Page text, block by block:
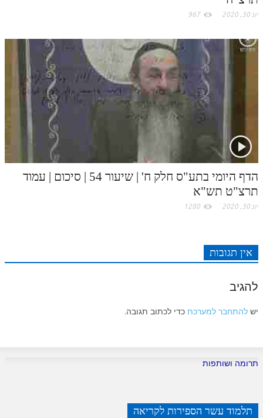
יונ 30, 2020 967
הדף היומי בתע"ס חלק ח' | שיעור 54 | סיכום | עמוד
תרצ"ט תש"א
יונ 30, 2020 1280
אין תגובות
להגיב
יש להתחבר למערכת כדי לכתוב תגובה.
תרומה ושותפות
תלמוד עשר הספירות לקריאה